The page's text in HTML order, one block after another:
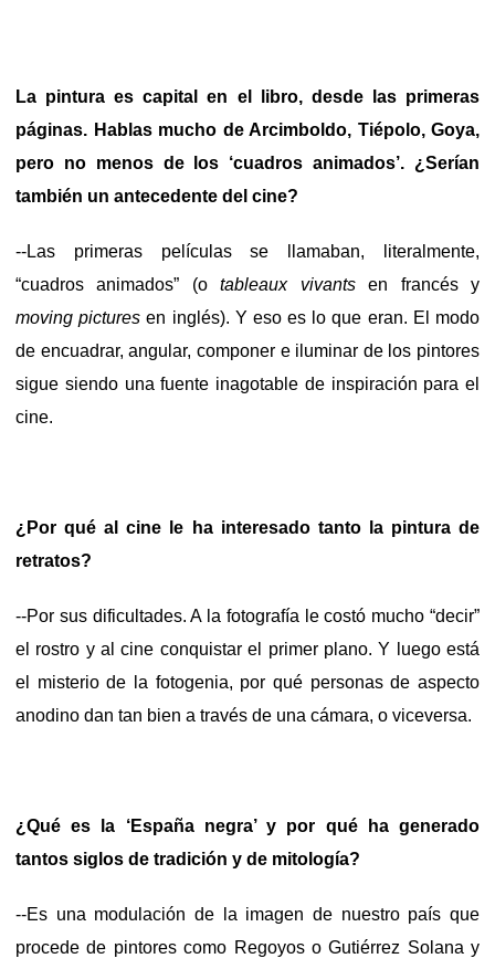
La pintura es capital en el libro, desde las primeras
páginas. Hablas mucho de Arcimboldo, Tiépolo, Goya,
pero no menos de los ‘cuadros animados’. ¿Serían
también un antecedente del cine?
--Las primeras películas se llamaban, literalmente,
“cuadros animados” (otableaux vivantsen francés y
moving picturesen inglés). Y eso es lo que eran. El modo
de encuadrar, angular, componer e iluminar de los pintores
sigue siendo una fuente inagotable de inspiración para el
cine.
¿Por qué al cine le ha interesado tanto la pintura de
retratos?
--Por sus dificultades. A la fotografía le costó mucho “decir”
el rostro y al cine conquistar el primer plano. Y luego está
el misterio de la fotogenia, por qué personas de aspecto
anodino dan tan bien a través de una cámara, o viceversa.
¿Qué es la ‘España negra’ y por qué ha generado
tantos siglos de tradición y de mitología?
--Es una modulación de la imagen de nuestro país que
procede de pintores como Regoyos o Gutiérrez Solana y